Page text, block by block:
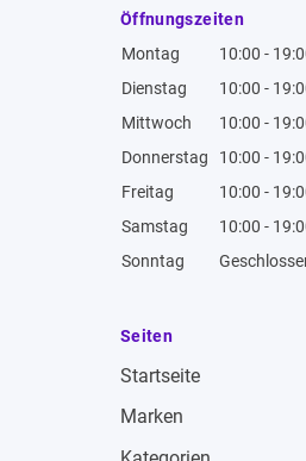
Öffnungszeiten
Montag
10:00 -
Dienstag
10:00 -
Mittwoch
10:00 -
Donnerstag
10:00 -
Freitag
10:00 -
Samstag
10:00 -
Sonntag
Seiten
Startseite
Marken